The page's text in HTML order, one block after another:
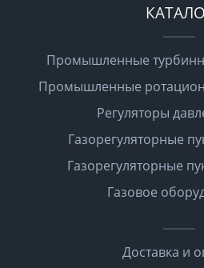
Промышленные
Промышленные
Регуляторы
Газорегуляторные
Газорегуляторные
Газовое
Доставка и